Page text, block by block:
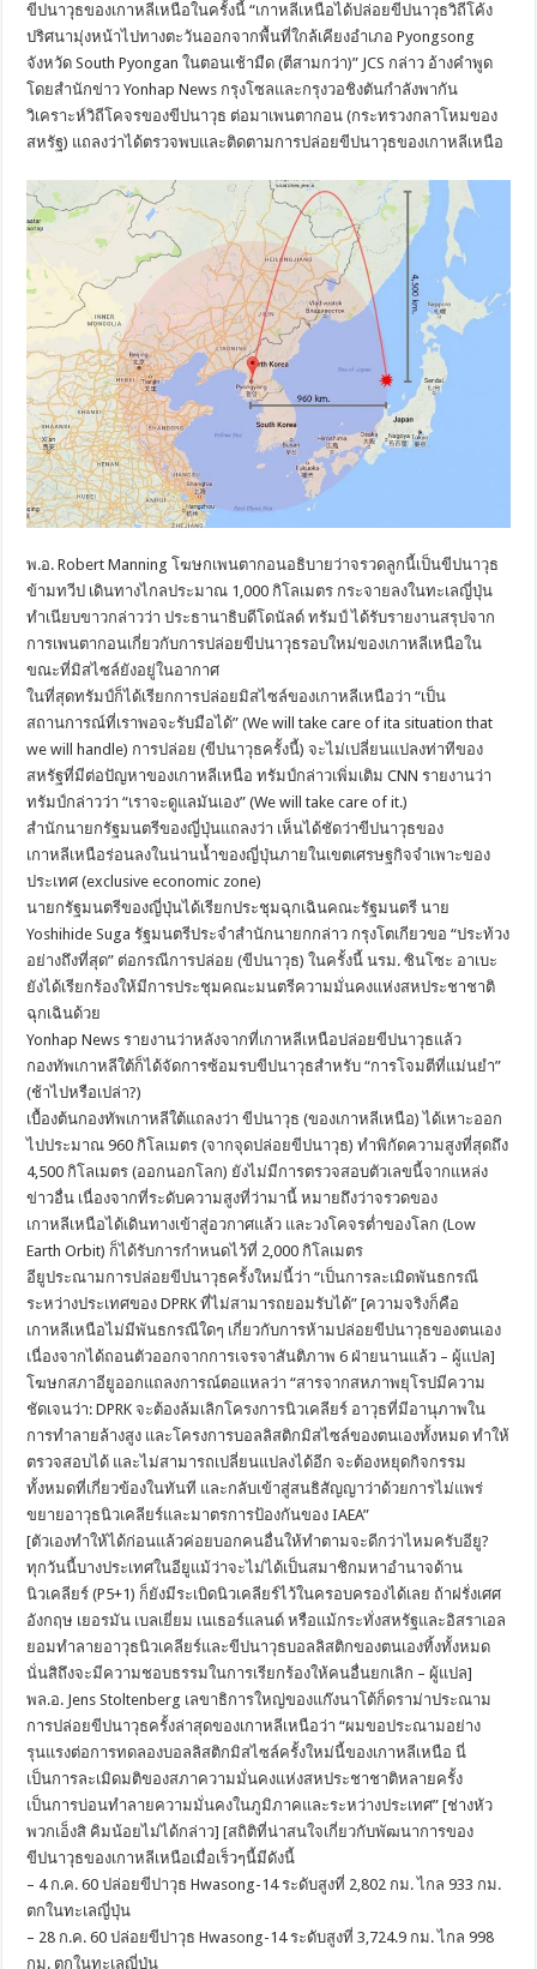
ขีปนาวุธของเกาหลีเหนือในครั้งนี้ “เกาหลีเหนือได้ปล่อยขีปนาวุธวิถีโค้ง
ปริศนามุ่งหน้าไปทางตะวันออกจากพื้นที่ใกล้เคียงอำเภอ Pyongsong
จังหวัด South Pyongan ในตอนเช้ามืด (ตีสามกว่า)” JCS กล่าว อ้างคำพูด
โดยสำนักข่าว Yonhap News กรุงโซลและกรุงวอชิงตันกำลังพากัน
วิเคราะห์วิถีโคจรของขีปนาวุธ ต่อมาเพนตากอน (กระทรวงกลาโหมของ
สหรัฐ) แถลงว่าได้ตรวจพบและติดตามการปล่อยขีปนาวุธของเกาหลีเหนือ
พ.อ. Robert Manning โฆษกเพนตากอนอธิบายว่าจรวดลูกนี้เป็นขีปนาวุธ
ข้ามทวีป เดินทางไกลประมาณ 1,000 กิโลเมตร กระจายลงในทะเลญี่ปุ่น
ทำเนียบขาวกล่าวว่า ประธานาธิบดีโดนัลด์ ทรัมป์ ได้รับรายงานสรุปจาก
การเพนตากอนเกี่ยวกับการปล่อยขีปนาวุธรอบใหม่ของเกาหลีเหนือใน
ขณะที่มิสไซล์ยังอยู่ในอากาศ
ในที่สุดทรัมป์ก็ได้เรียกการปล่อยมิสไซล์ของเกาหลีเหนือว่า “เป็น
สถานการณ์ที่เราพอจะรับมือได้” (We will take care of ita situation that
we will handle) การปล่อย (ขีปนาวุธครั้งนี้) จะไม่เปลี่ยนแปลงท่าทีของ
สหรัฐที่มีต่อปัญหาของเกาหลีเหนือ ทรัมป์กล่าวเพิ่มเติม CNN รายงานว่า
ทรัมป์กล่าวว่า “เราจะดูแลมันเอง” (We will take care of it.)
สำนักนายกรัฐมนตรีของญี่ปุ่นแถลงว่า เห็นได้ชัดว่าขีปนาวุธของ
เกาหลีเหนือร่อนลงในน่านน้ำของญี่ปุ่นภายในเขตเศรษฐกิจจำเพาะของ
ประเทศ (exclusive economic zone)
นายกรัฐมนตรีของญี่ปุ่นได้เรียกประชุมฉุกเฉินคณะรัฐมนตรี นาย
Yoshihide Suga รัฐมนตรีประจำสำนักนายกกล่าว กรุงโตเกียวขอ “ประท้วง
อย่างถึงที่สุด” ต่อกรณีการปล่อย (ขีปนาวุธ) ในครั้งนี้ นรม. ซินโซะ อาเบะ
ยังได้เรียกร้องให้มีการประชุมคณะมนตรีความมั่นคงแห่งสหประชาชาติ
ฉุกเฉินด้วย
Yonhap News รายงานว่าหลังจากที่เกาหลีเหนือปล่อยขีปนาวุธแล้ว
กองทัพเกาหลีใต้ก็ได้จัดการซ้อมรบขีปนาวุธสำหรับ “การโจมตีที่แม่นยำ”
(ช้าไปหรือเปล่า?)
เบื้องต้นกองทัพเกาหลีใต้แถลงว่า ขีปนาวุธ (ของเกาหลีเหนือ) ได้เหาะออก
ไปประมาณ 960 กิโลเมตร (จากจุดปล่อยขีปนาวุธ) ทำพิกัดความสูงที่สุดถึง
4,500 กิโลเมตร (ออกนอกโลก) ยังไม่มีการตรวจสอบตัวเลขนี้จากแหล่ง
ข่าวอื่น เนื่องจากที่ระดับความสูงที่ว่ามานี้ หมายถึงว่าจรวดของ
เกาหลีเหนือได้เดินทางเข้าสู่อวกาศแล้ว และวงโคจรต่ำของโลก (Low
Earth Orbit) ก็ได้รับการกำหนดไว้ที่ 2,000 กิโลเมตร
อียูประณามการปล่อยขีปนาวุธครั้งใหม่นี้ว่า “เป็นการละเมิดพันธกรณี
ระหว่างประเทศของ DPRK ที่ไม่สามารถยอมรับได้” [ความจริงก็คือ
เกาหลีเหนือไม่มีพันธกรณีใดๆ เกี่ยวกับการห้ามปล่อยขีปนาวุธของตนเอง
เนื่องจากได้ถอนตัวออกจากการเจรจาสันติภาพ 6 ฝ่ายนานแล้ว – ผู้แปล]
โฆษกสภาอียูออกแถลงการณ์ตอแหลว่า “สารจากสหภาพยุโรปมีความ
ชัดเจนว่า: DPRK จะต้องล้มเลิกโครงการนิวเคลียร์ อาวุธที่มีอานุภาพใน
การทำลายล้างสูง และโครงการบอลลิสติกมิสไซล์ของตนเองทั้งหมด ทำให้
ตรวจสอบได้ และไม่สามารถเปลี่ยนแปลงได้อีก จะต้องหยุดกิจกรรม
ทั้งหมดที่เกี่ยวข้องในทันที และกลับเข้าสู่สนธิสัญญาว่าด้วยการไม่แพร่
ขยายอาวุธนิวเคลียร์และมาตรการป้องกันของ IAEA”
[ตัวเองทำให้ได้ก่อนแล้วค่อยบอกคนอื่นให้ทำตามจะดีกว่าไหมครับอียู?
ทุกวันนี้บางประเทศในอียูแม้ว่าจะไม่ได้เป็นสมาชิกมหาอำนาจด้าน
นิวเคลียร์ (P5+1) ก็ยังมีระเบิดนิวเคลียร์ไว้ในครอบครองได้เลย ถ้าฝรั่งเศศ
อังกฤษ เยอรมัน เบลเยี่ยม เนเธอร์แลนด์ หรือแม้กระทั่งสหรัฐและอิสราเอล
ยอมทำลายอาวุธนิวเคลียร์และขีปนาวุธบอลลิสติกของตนเองทิ้งทั้งหมด
นั่นสิถึงจะมีความชอบธรรมในการเรียกร้องให้คนอื่นยกเลิก – ผู้แปล]
พล.อ. Jens Stoltenberg เลขาธิการใหญ่ของแก๊งนาโต้ก็ดราม่าประณาม
การปล่อยขีปนาวุธครั้งล่าสุดของเกาหลีเหนือว่า “ผมขอประณามอย่าง
รุนแรงต่อการทดลองบอลลิสติกมิสไซล์ครั้งใหม่นี้ของเกาหลีเหนือ นี่
เป็นการละเมิดมติของสภาความมั่นคงแห่งสหประชาชาติหลายครั้ง
เป็นการบ่อนทำลายความมั่นคงในภูมิภาคและระหว่างประเทศ” [ช่างหัว
พวกเอ็งสิ คิมน้อยไม่ได้กล่าว] [สถิติที่น่าสนใจเกี่ยวกับพัฒนาการของ
ขีปนาวุธของเกาหลีเหนือเมื่อเร็วๆนี้มีดังนี้
– 4 ก.ค. 60 ปล่อยขีปาวุธ Hwasong-14 ระดับสูงที่ 2,802 กม. ไกล 933 กม.
ตกในทะเลญี่ปุ่น
– 28 ก.ค. 60 ปล่อยขีปาวุธ Hwasong-14 ระดับสูงที่ 3,724.9 กม. ไกล 998
กม. ตกในทะเลญี่ปุ่น